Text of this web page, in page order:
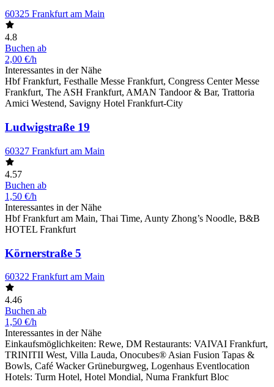
60325 Frankfurt am Main
4.8
Buchen ab
2,00 €/h
Interessantes in der Nähe
Hbf Frankfurt, Festhalle Messe Frankfurt, Congress Center Messe
Frankfurt, The ASH Frankfurt, AMAN Tandoor & Bar, Trattoria
Amici Westend, Savigny Hotel Frankfurt-City
Ludwigstraße 19
60327 Frankfurt am Main
4.57
Buchen ab
1,50 €/h
Interessantes in der Nähe
Hbf Frankfurt am Main, Thai Time, Aunty Zhong’s Noodle, B&B
HOTEL Frankfurt
Körnerstraße 5
60322 Frankfurt am Main
4.46
Buchen ab
1,50 €/h
Interessantes in der Nähe
Einkaufsmöglichkeiten: Rewe, DM Restaurants: VAIVAI Frankfurt,
TRINITII West, Villa Lauda, Onocubes® Asian Fusion Tapas &
Bowls, Café Wacker Grüneburgweg, Logenhaus Eventlocation
Hotels: Turm Hotel, Hotel Mondial, Numa Frankfurt Bloc